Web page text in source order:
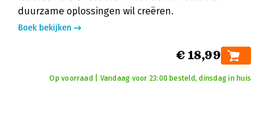
duurzame oplossingen wil creëren.
Boek bekijken
€ 18,99
Op voorraad | Vandaag voor 23:00 besteld, dinsdag in huis